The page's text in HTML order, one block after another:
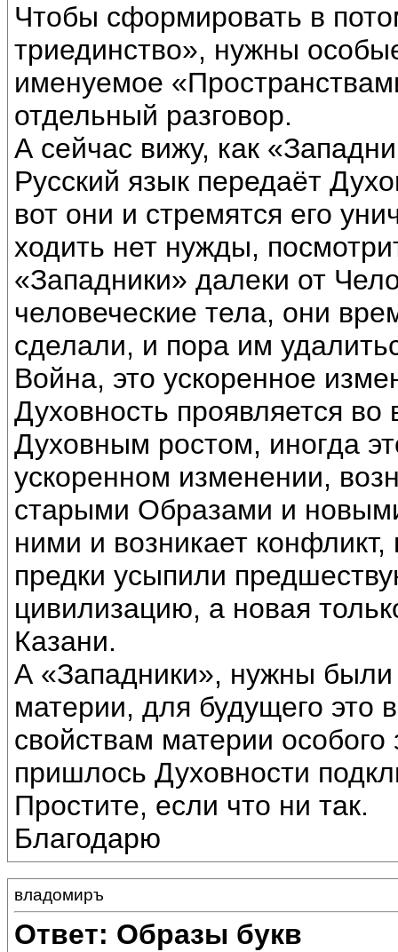
Чтобы сформировать в
триединство», нужны
именуемое
отдельный разговор.
А сейчас вижу, как
Русский язык передаёт
вот они и стремятся его
ходить нет нужды,
«Западники» далеки от
человеческие тела, они
сделали, и пора им
Война, это ускоренное
Духовность проявляется
Духовным ростом, иногда
ускоренном изменении,
старыми Образами и
ними и возникает
предки усыпили
цивилизацию, а новая
Казани.
А «Западники», нужны были
материи, для будущего
свойствам материи
пришлось Духовности
Простите, если что ни так.
Благодарю
владомиръ
Ответ: Образы букв